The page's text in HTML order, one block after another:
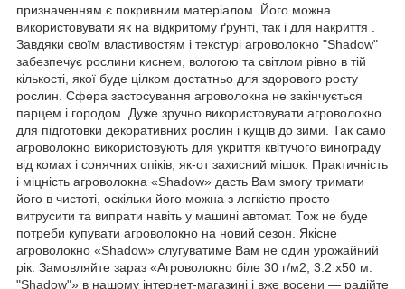
призначенням є покривним матеріалом. Його можна
використовувати як на відкритому ґрунті, так і для накриття .
Завдяки своїм властивостям і текстурі агроволокно "Shadow"
забезпечує рослини киснем, вологою та світлом рівно в тій
кількості, якої буде цілком достатньо для здорового росту
рослин. Сфера застосування агроволокна не закінчується
парцем і городом. Дуже зручно використовувати агроволокно
для підготовки декоративних рослин і кущів до зими. Так само
агроволокно використовують для укриття квітучого винограду
від комах і сонячних опіків, як-от захисний мішок. Практичність
і міцність агроволокна «Shadow» дасть Вам змогу тримати
його в чистоті, оскільки його можна з легкістю просто
витрусити та випрати навіть у машині автомат. Тож не буде
потреби купувати агроволокно на новий сезон. Якісне
агроволокно «Shadow» слугуватиме Вам не один урожайний
рік. Замовляйте зараз «Агроволокно біле 30 г/м2, 3.2 х50 м.
"Shadow"» в нашому інтернет-магазині і вже восени — радійте